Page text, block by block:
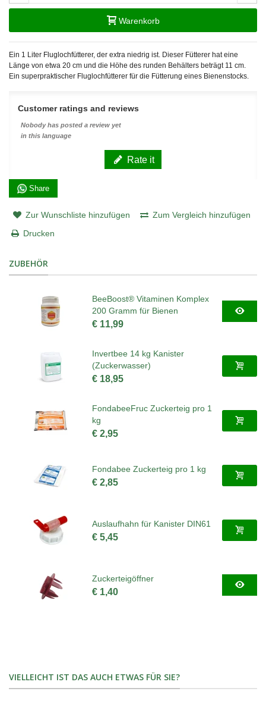
Warenkorb
Ein 1 Liter Fluglochfütterer, der extra niedrig ist. Dieser Fütterer hat eine
Länge von etwa 20 cm und die Höhe des runden Behälters beträgt 11 cm.
Ein superpraktischer Fluglochfütterer für die Fütterung eines Bienenstocks.
Customer ratings and reviews
Nobody has posted a review yet
in this language
Rate it
Share
Zur Wunschliste hinzufügen
Zum Vergleich hinzufügen
Drucken
ZUBEHÖR
BeeBoost® Vitaminen Komplex
200 Gramm für Bienen
€ 11,99
Invertbee 14 kg Kanister
(Zuckerwasser)
€ 18,95
FondabeeFruc Zuckerteig pro 1
kg
€ 2,95
Fondabee Zuckerteig pro 1 kg
€ 2,85
Auslaufhahn für Kanister DIN61
€ 5,45
Zuckerteigöffner
€ 1,40
VIELLEICHT IST DAS AUCH ETWAS FÜR SIE?